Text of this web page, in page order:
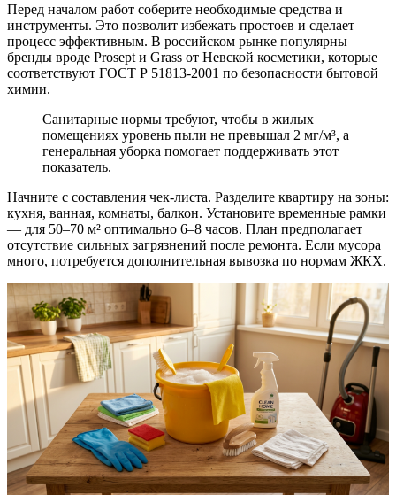
Перед началом работ соберите необходимые средства и
инструменты. Это позволит избежать простоев и сделает
процесс эффективным. В российском рынке популярны
бренды вроде Prosept и Grass от Невской косметики, которые
соответствуют ГОСТ Р 51813-2001 по безопасности бытовой
химии.
Санитарные нормы требуют, чтобы в жилых
помещениях уровень пыли не превышал 2 мг/м³, а
генеральная уборка помогает поддерживать этот
показатель.
Начните с составления чек-листа. Разделите квартиру на зоны:
кухня, ванная, комнаты, балкон. Установите временные рамки
— для 50–70 м² оптимально 6–8 часов. План предполагает
отсутствие сильных загрязнений после ремонта. Если мусора
много, потребуется дополнительная вывозка по нормам ЖКХ.